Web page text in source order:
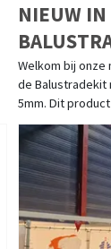
NIEUW IN
Welkom bij
de Balustradekit
5mm. Dit